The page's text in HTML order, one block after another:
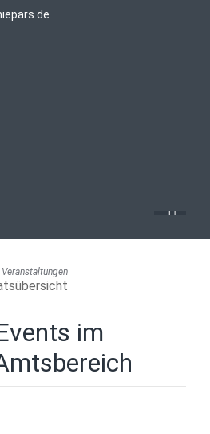
Veranstaltungen
im